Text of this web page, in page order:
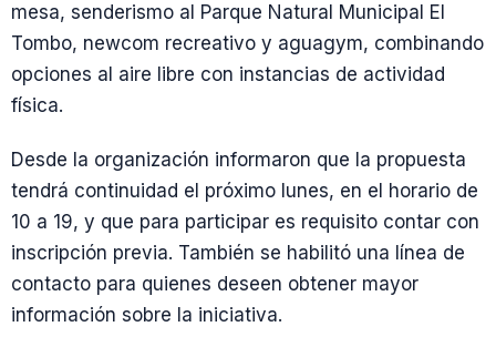
mesa, senderismo al Parque Natural Municipal El
Tombo, newcom recreativo y aguagym, combinando
opciones al aire libre con instancias de actividad
física.
Desde la organización informaron que la propuesta
tendrá continuidad el próximo lunes, en el horario de
10 a 19, y que para participar es requisito contar con
inscripción previa. También se habilitó una línea de
contacto para quienes deseen obtener mayor
información sobre la iniciativa.